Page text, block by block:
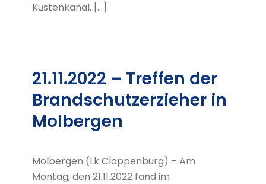
Küstenkanal, […]
21.11.2022 – Treffen der
Brandschutzerzieher in
Molbergen
Molbergen (Lk Cloppenburg) – Am
Montag, den 21.11.2022 fand im